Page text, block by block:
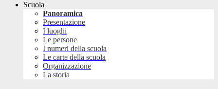
Scuola
Panoramica
Presentazione
I luoghi
Le persone
I numeri della scuola
Le carte della scuola
Organizzazione
La storia